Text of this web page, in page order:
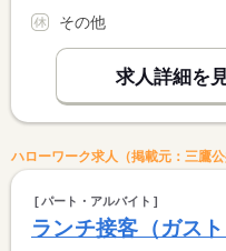
その他
求人詳細を
ハローワーク求人（掲載元：三鷹公
パート・アルバイト
ランチ接客（ガス